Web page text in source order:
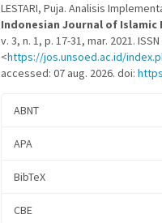
LESTARI, Puja. Analisis
Indonesian Journal of Islamic
v. 3, n. 1, p. 17-31, mar. 2021.
<https://jos.unsoed.ac.id/
accessed: 07 aug. 2026. doi:
ABNT
APA
BibTeX
CBE